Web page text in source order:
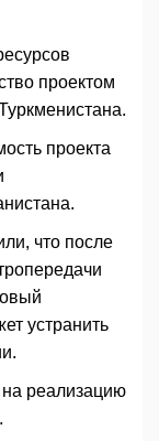
проектом
проекта
что после
устранить
на реализацию